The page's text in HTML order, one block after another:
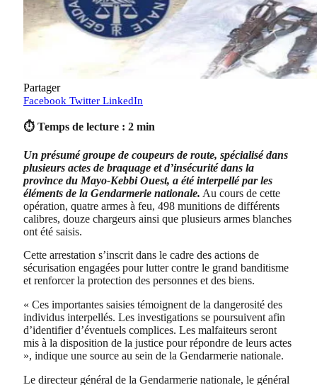
Partager
Facebook Twitter LinkedIn
⏱ Temps de lecture : 2 min
Un présumé groupe de coupeurs de route, spécialisé dans
plusieurs actes de braquage et d’insécurité dans la
province du Mayo-Kebbi Ouest, a été interpellé par les
éléments de la Gendarmerie nationale. Au cours de cette
opération, quatre armes à feu, 498 munitions de différents
calibres, douze chargeurs ainsi que plusieurs armes blanches
ont été saisis.
Cette arrestation s’inscrit dans le cadre des actions de
sécurisation engagées pour lutter contre le grand banditisme
et renforcer la protection des personnes et des biens.
« Ces importantes saisies témoignent de la dangerosité des
individus interpellés. Les investigations se poursuivent afin
d’identifier d’éventuels complices. Les malfaiteurs seront
mis à la disposition de la justice pour répondre de leurs actes
», indique une source au sein de la Gendarmerie nationale.
Le directeur général de la Gendarmerie nationale, le général